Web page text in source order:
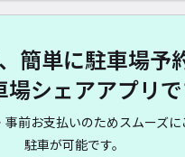
簡単に駐車場予
場シェアアプリ
前お支払いのためスムーズ
駐車が可能です。